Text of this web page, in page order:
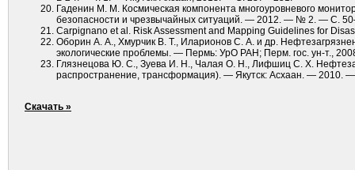
Гаденин М. М. Космическая компонента многоуровневого
безопасности и чрезвычайных ситуаций. — 2012. — № 2. — С.
Carpignano et al. Risk Assessment and Mapping Guidelines for
Оборин А. А., Хмурчик В. Т., Иларионов С. А. и др.
экологические проблемы. — Пермь: УрО РАН; Перм. гос. ун-т.,
Глязнецова Ю. С., Зуева И. Н., Чалая О. Н., Лифшиц С. Х.
распространение, трансформация). — Якутск: Асхаан. — 2010.
Скачать »